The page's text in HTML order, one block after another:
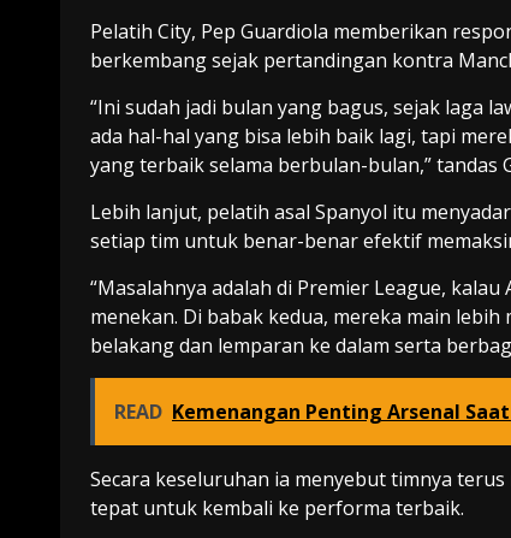
Pelatih City, Pep Guardiola memberikan
berkembang sejak pertandingan kontra
“Ini sudah jadi bulan yang bagus, sejak laga
ada hal-hal yang bisa lebih baik lagi, tapi
yang terbaik selama berbulan-bulan,” tandas
Lebih lanjut, pelatih asal Spanyol itu
setiap tim untuk benar-benar efektif
“Masalahnya adalah di Premier League,
menekan. Di babak kedua, mereka main
belakang dan lemparan ke dalam serta
READ Kemenangan Penting Arsenal
Secara keseluruhan ia menyebut timnya
tepat untuk kembali ke performa terbaik.